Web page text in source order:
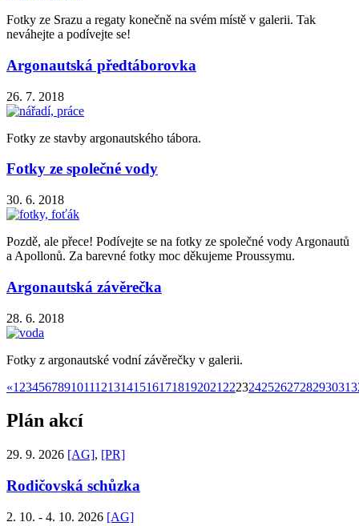
Fotky ze Srazu a regaty konečně na svém místě v galerii. Tak
neváhejte a podívejte se!
Argonautská předtáborovka
26. 7. 2018
Fotky ze stavby argonautského tábora.
Fotky ze společné vody
30. 6. 2018
Pozdě, ale přece! Podívejte se na fotky ze společné vody Argonautů
a Apollonů. Za barevné fotky moc děkujeme Proussymu.
Argonautská závěrečka
28. 6. 2018
Fotky z argonautské vodní závěrečky v galerii.
«1 23456789101112131415161718192021 22232425262728293031
Plán akcí
29. 9. 2026 [AG], [PR]
Rodičovská schůzka
2. 10. - 4. 10. 2026 [AG]